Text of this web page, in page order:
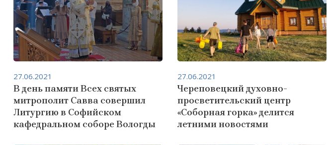
В день памяти Всех святых
митрополит Савва совершил
Литургию в Софийском
кафедральном соборе Вологды
27.06.2021
Череповецкий духовно-
просветительский центр
«Соборная горка» делится
летними новостями
27.06.2021